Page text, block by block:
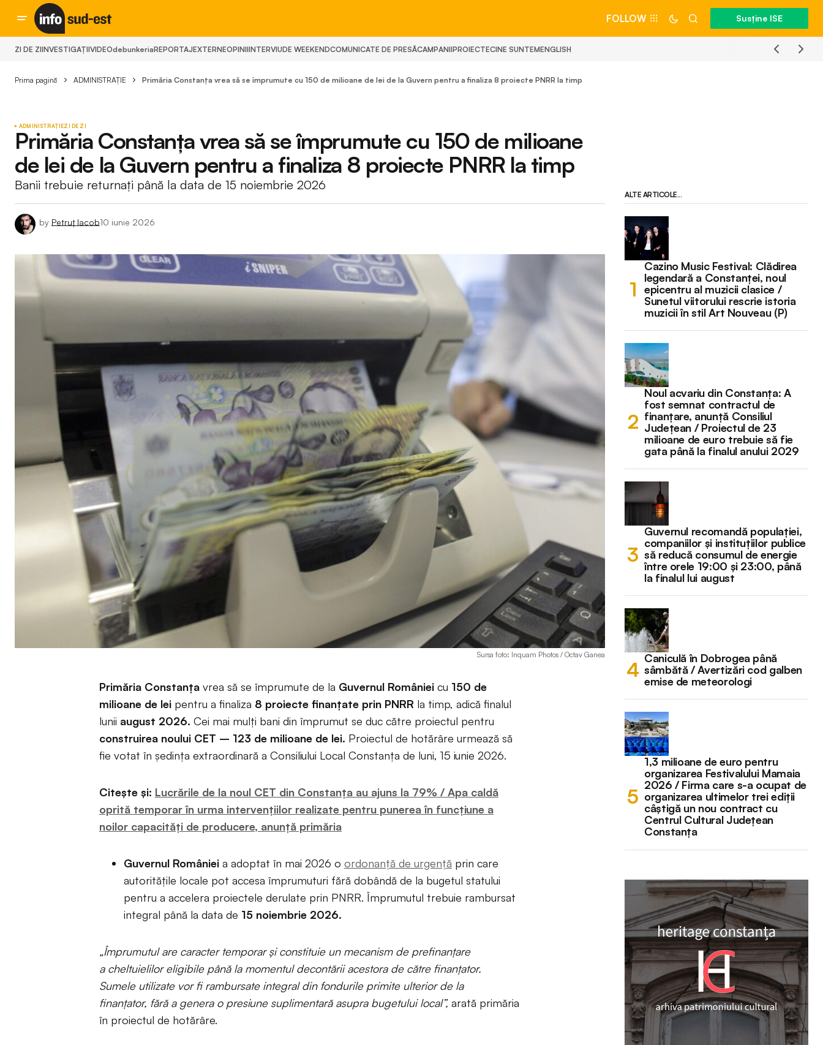
FOLLOW Susține ISE
ZI DE ZIINVESTIGAȚIIVIDEOdebunkeriaREPORTAJEXTERNEOPINIIINTERVIUDE WEEKENDCOMUNICATE DE PRESĂCAMPANIIPROIECTECINE SUNTEMENGLISH
Prima pagină ADMINISTRAȚIE Primăria Constanța vrea să se împrumute cu 150 de milioane de lei de la Guvern pentru a finaliza 8 proiecte PNRR la timp
ADMINISTRAȚIEZI DE ZI
Primăria Constanța vrea să se împrumute cu 150 de milioane
de lei de la Guvern pentru a finaliza 8 proiecte PNRR la timp
Banii trebuie returnați până la data de 15 noiembrie 2026
by Petruț Iacob10 iunie 2026
Sursa foto: Inquam Photos / Octav Ganea
Primăria Constanța vrea să se împrumute de la Guvernul României cu 150 de
milioane de lei pentru a finaliza 8 proiecte finanțate prin PNRR la timp, adică finalul
lunii august 2026. Cei mai mulți bani din împrumut se duc către proiectul pentru
construirea noului CET – 123 de milioane de lei. Proiectul de hotărâre urmează să
fie votat în ședința extraordinară a Consiliului Local Constanța de luni, 15 iunie 2026.
Citește și: Lucrările de la noul CET din Constanța au ajuns la 79% / Apa caldă
oprită temporar în urma intervențiilor realizate pentru punerea în funcțiune a
noilor capacități de producere, anunță primăria
Guvernul României a adoptat în mai 2026 o ordonanță de urgență prin care
autoritățile locale pot accesa împrumuturi fără dobândă de la bugetul statului
pentru a accelera proiectele derulate prin PNRR. Împrumutul trebuie rambursat
integral până la data de 15 noiembrie 2026.
„Împrumutul are caracter temporar şi constituie un mecanism de prefinanţare
a cheltuielilor eligibile până la momentul decontării acestora de către finanţator.
Sumele utilizate vor fi rambursate integral din fondurile primite ulterior de la
finanţator, fără a genera o presiune suplimentară asupra bugetului local”, arată primăria
în proiectul de hotărâre.
ALTE ARTICOLE...
Cazino Music Festival: Clădirea
legendară a Constanței, noul
epicentru al muzicii clasice /
Sunetul viitorului rescrie istoria
muzicii în stil Art Nouveau (P)
Noul acvariu din Constanța: A
fost semnat contractul de
finanțare, anunță Consiliul
Județean / Proiectul de 23
milioane de euro trebuie să fie
gata până la finalul anului 2029
Guvernul recomandă populației,
companiilor și instituțiilor publice
să reducă consumul de energie
între orele 19:00 și 23:00, până
la finalul lui august
Caniculă în Dobrogea până
sâmbătă / Avertizări cod galben
emise de meteorologi
1,3 milioane de euro pentru
organizarea Festivalului Mamaia
2026 / Firma care s-a ocupat de
organizarea ultimelor trei ediții
câștigă un nou contract cu
Centrul Cultural Județean
Constanța